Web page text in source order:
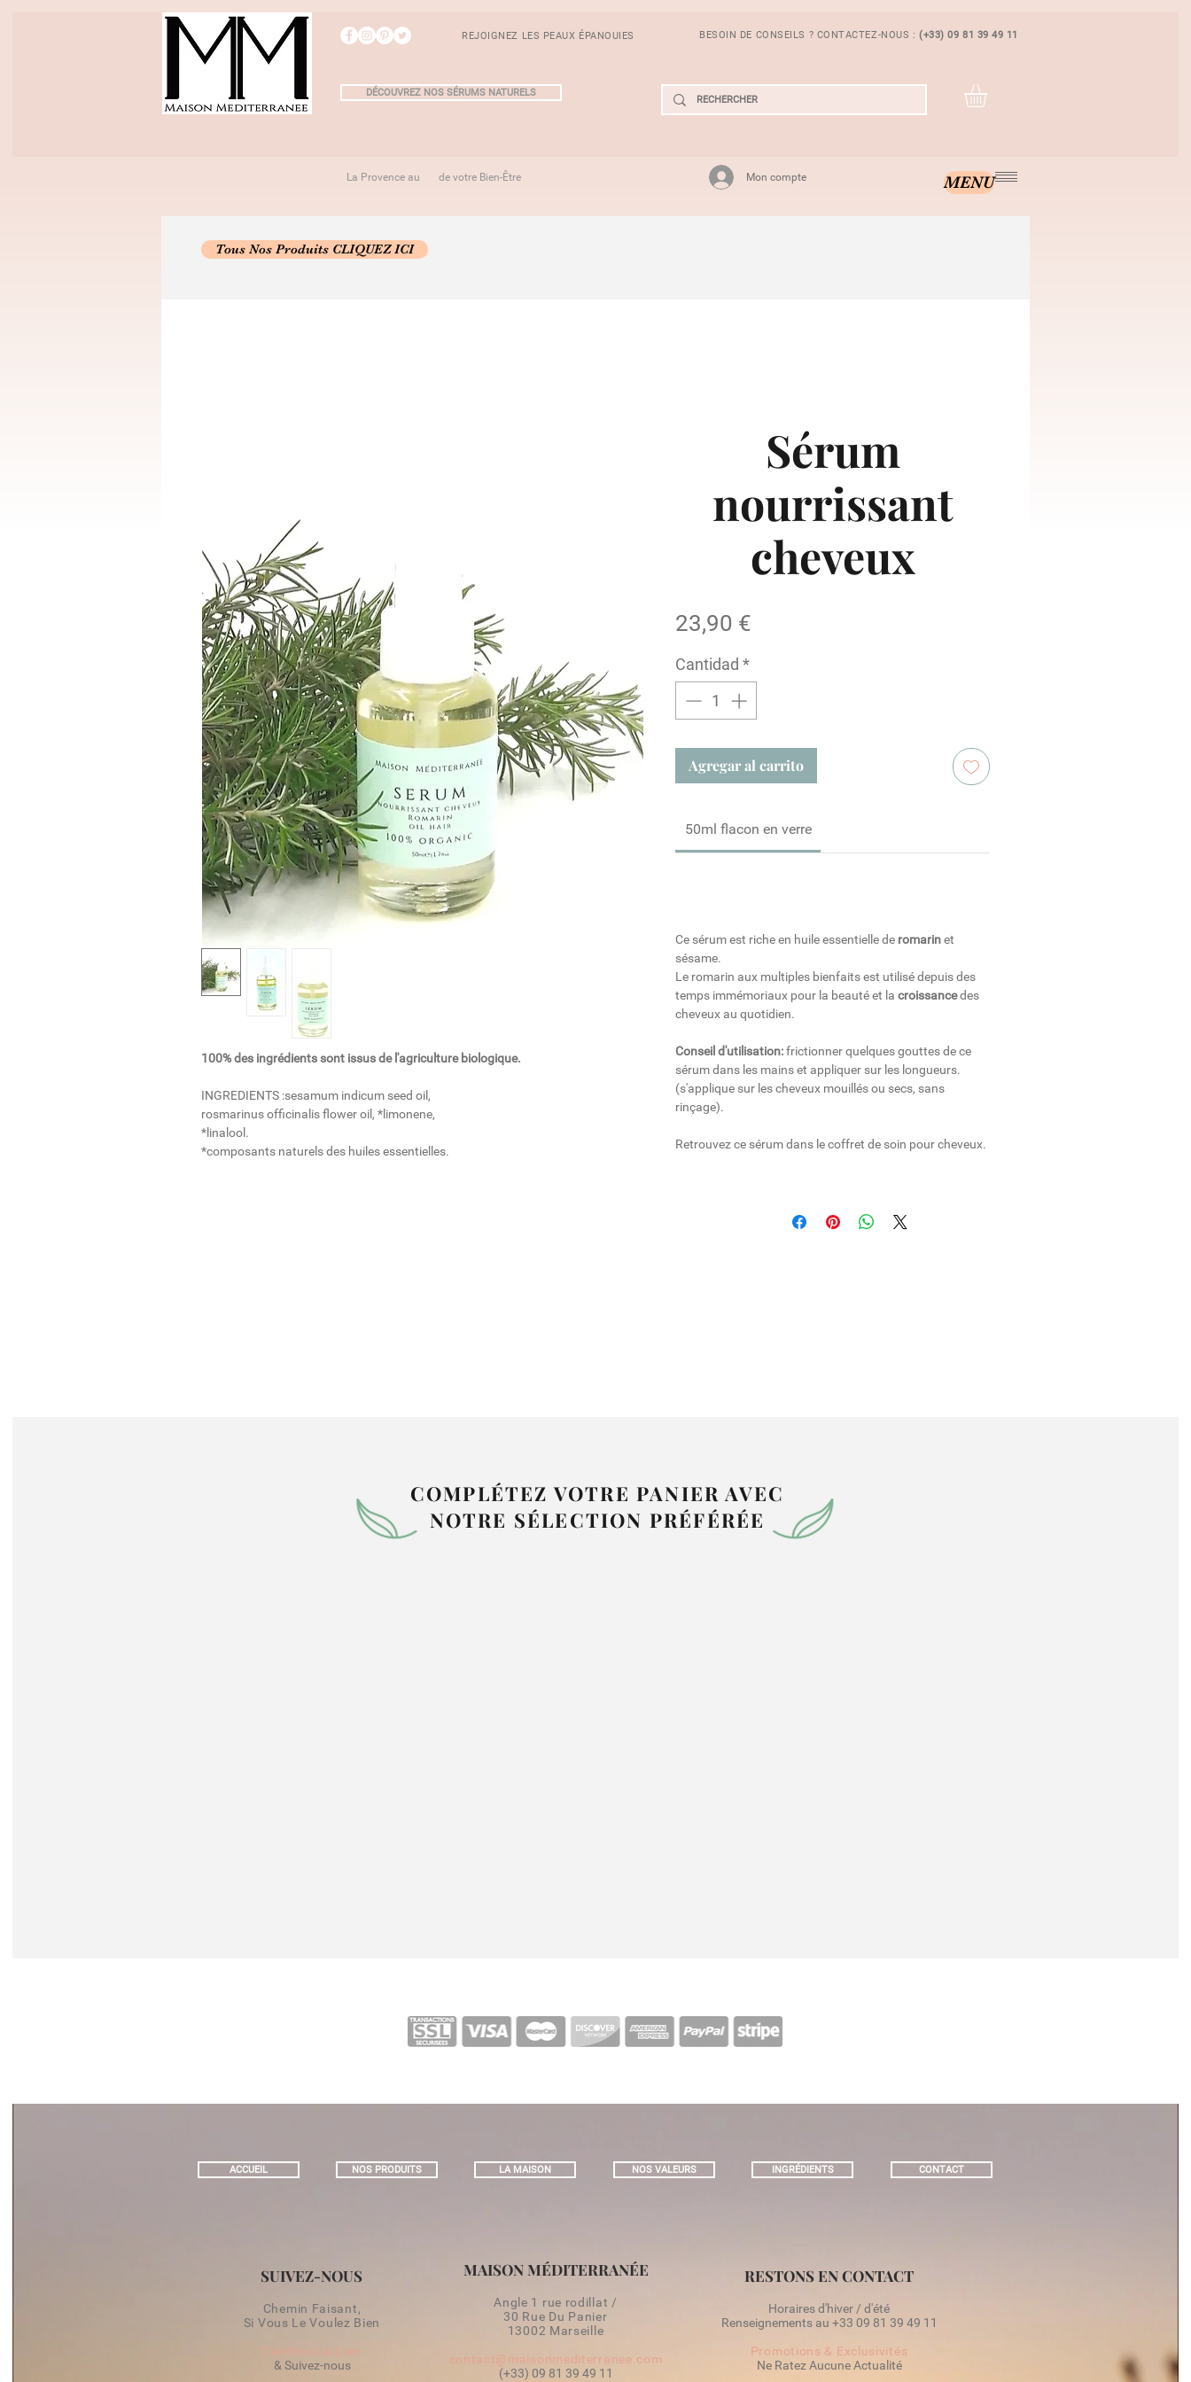
REJOIGNEZ LES PEAUX ÉPANOUIES
DÉCOUVREZ NOS SÉRUMS NATURELS
BESOIN DE CONSEILS ? CONTACTEZ-NOUS : (+33) 09 81 39 49 11
La Provence au de votre Bien-Être Mon compte MENU
Tous Nos Produits CLIQUEZ ICI
100% des ingrédients sont issus de l'agriculture biologique.
INGREDIENTS :sesamum indicum seed oil,
rosmarinus officinalis flower oil, *limonene,
*linalool.
*composants naturels des huiles essentielles.
Sérum
nourrissant
cheveux
23,90 €
Cantidad *
Agregar al carrito
50ml flacon en verre
Ce sérum est riche en huile essentielle de romarinet
sésame.
Le romarin aux multiples bienfaits est utilisé depuis des
temps immémoriaux pour la beauté et la croissancedes
cheveux au quotidien.
Conseil d'utilisation:frictionner quelques gouttes de ce
sérum dans les mains et appliquer sur les longueurs.
(s'applique sur les cheveux mouillés ou secs, sans
rinçage).
Retrouvez ce sérum dans le coffret de soin pour cheveux.
COMPLÉTEZ VOTRE PANIER AVEC
NOTRE SÉLECTION PRÉFÉRÉE
ACCUEIL NOS PRODUITS LA MAISON NOS VALEURS INGRÉDIENTS CONTACT
SUIVEZ-NOUS
Chemin Faisant,
Si Vous Le Voulez Bien
Gardons Le Lien
& Suivez-nous
MAISON MÉDITERRANÉE
Angle 1 rue rodillat /
30 Rue Du Panier
13002 Marseille
contact@maisonmediterranee.com
(+33) 09 81 39 49 11
RESTONS EN CONTACT
Horaires d'hiver / d'été
Renseignements au +33 09 81 39 49 11​
Promotions & Exclusivités
Ne Ratez Aucune Actualité